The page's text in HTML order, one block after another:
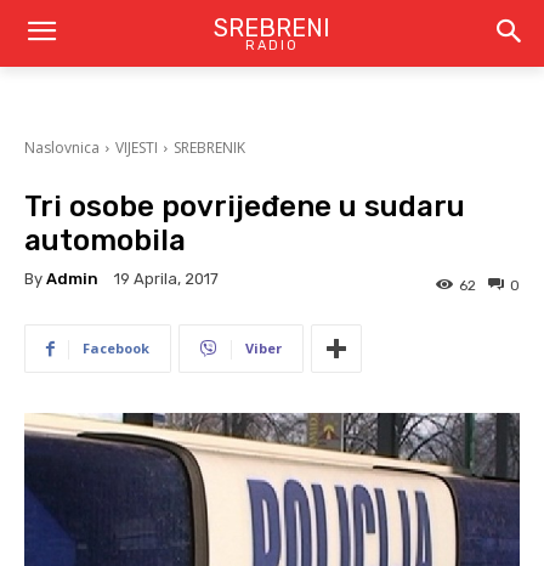
SREBRENI
RADIO
Naslovnica VIJESTI SREBRENIK
Tri osobe povrijeđene u sudaru
automobila
By Admin 19 Aprila, 2017 0
62
Facebook Viber